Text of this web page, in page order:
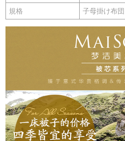
規格 子母掛け布団